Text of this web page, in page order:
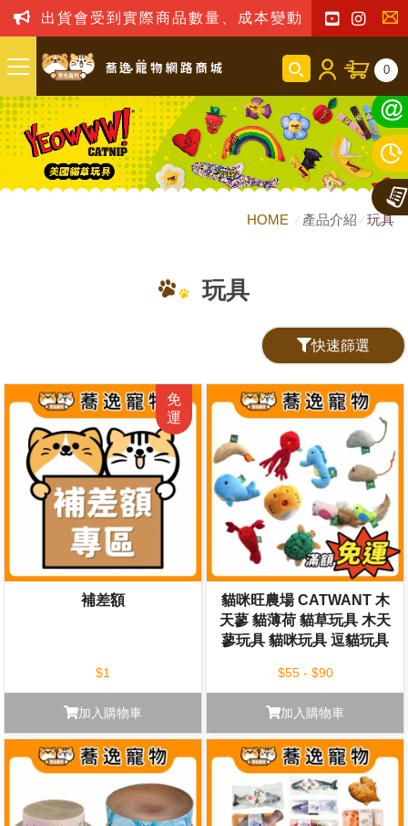
出貨會受到實際商品數量、成本變動之影響，我司
聯
我
們
0
HOME 產品介紹 玩具
玩具
快速篩選
補差額
$1
加入購物車
貓咪旺農場 CATWANT 木
天蓼 貓薄荷 貓草玩具 木天
蓼玩具 貓咪玩具 逗貓玩具
$55 - $90
加入購物車